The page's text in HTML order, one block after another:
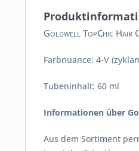
Goldwell TopChic Hair
Farbnuance: 4-V
Tubeninhalt: 60 ml
Informationen über
Aus dem Sortiment